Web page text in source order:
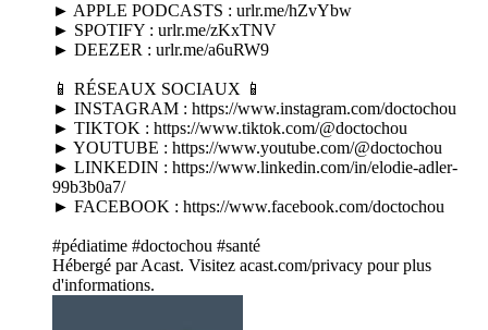
► APPLE PODCASTS : urlr.me/hZvYbw
► SPOTIFY : urlr.me/zKxTNV
► DEEZER : urlr.me/a6uRW9
📱 RÉSEAUX SOCIAUX 📱
► INSTAGRAM : https://www.instagram.com/doctochou
► TIKTOK : https://www.tiktok.com/@doctochou
► YOUTUBE : https://www.youtube.com/@doctochou
► LINKEDIN : https://www.linkedin.com/in/elodie-adler-
99b3b0a7/
► FACEBOOK : https://www.facebook.com/doctochou
#pédiatime #doctochou #santé
Hébergé par Acast. Visitez acast.com/privacy pour plus
d'informations.